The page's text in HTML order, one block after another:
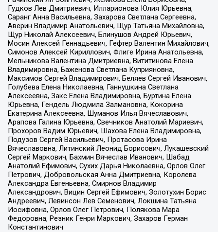
Гудков Лев Дмитриевич, Илларионова Юлия Юрьевна,
Саранг Анна Васильевна, Захарова Светлана Сергеевна,
Аверин Владимир Анатольевич, Щур Татьяна Михайловна,
Щур Николай Алексеевич, Блинушов Андрей Юрьевич,
Мосин Алексей Геннадьевич, Гефтер Валентин Михайлович,
Симонов Алексей Кириллович, Флиге Ирина Анатольевна,
Мельникова Валентина Дмитриевна, Вититинова Елена
Владимировна, Баженова Светлана Куприяновна,
Максимов Сергей Владимирович, Беляев Сергей Иванович,
Голубева Елена Николаевна, Ганнушкина Светлана
Алексеевна, Закс Елена Владимировна, Буртина Елена
Юрьевна, Гендель Людмила Залмановна, Кокорина
Екатерина Алексеевна, Шуманов Илья Вячеславович,
Арапова Галина Юрьевна, Свечников Анатолий Мариевич,
Прохоров Вадим Юрьевич, Шахова Елена Владимировна,
Подузов Сергей Васильевич, Протасова Ирина
Вячеславовна, Литинский Леонид Борисович, Лукашевский
Сергей Маркович, Бахмин Вячеслав Иванович, Шабад
Анатолий Ефимович, Сухих Дарья Николаевна, Орлов Олег
Петрович, Добровольская Анна Дмитриевна, Королева
Александра Евгеньевна, Смирнов Владимир
Александрович, Вицин Сергей Ефимович, Золотухин Борис
Андреевич, Левинсон Лев Семенович, Локшина Татьяна
Иосифовна, Орлов Олег Петрович, Полякова Мара
Федоровна, Резник Генри Маркович, Захаров Герман
Константинович